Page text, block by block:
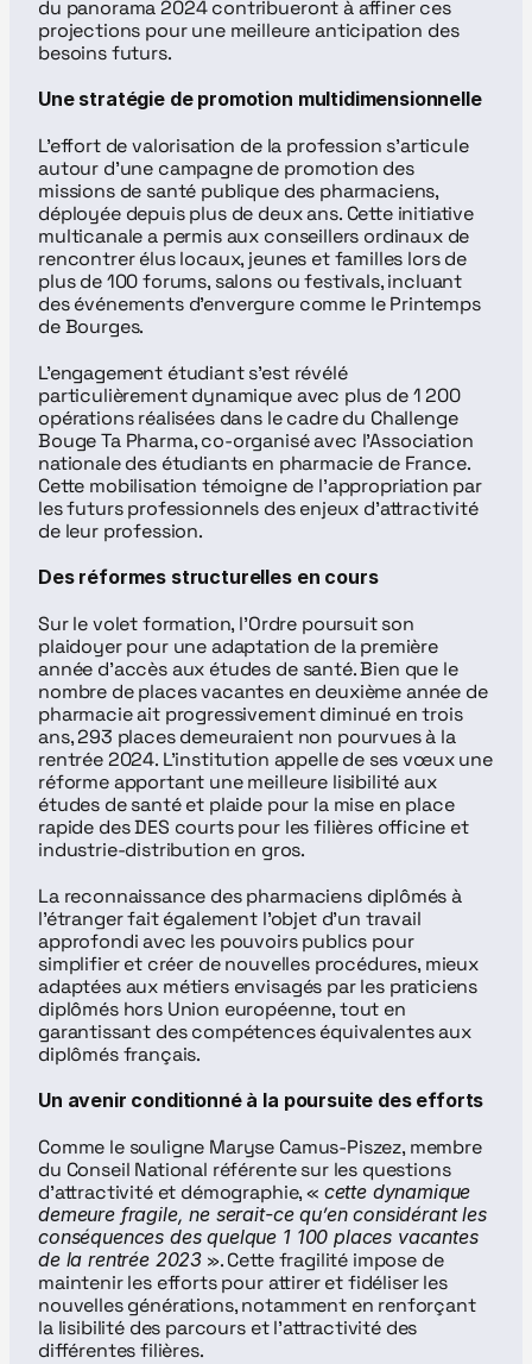
du panorama 2024 contribueront à affiner ces
projections pour une meilleure anticipation des
besoins futurs.
Une stratégie de promotion multidimensionnelle
L’effort de valorisation de la profession s’articule
autour d’une campagne de promotion des
missions de santé publique des pharmaciens,
déployée depuis plus de deux ans. Cette initiative
multicanale a permis aux conseillers ordinaux de
rencontrer élus locaux, jeunes et familles lors de
plus de 100 forums, salons ou festivals, incluant
des événements d’envergure comme le Printemps
de Bourges.
L’engagement étudiant s’est révélé
particulièrement dynamique avec plus de 1 200
opérations réalisées dans le cadre du Challenge
Bouge Ta Pharma, co-organisé avec l’Association
nationale des étudiants en pharmacie de France.
Cette mobilisation témoigne de l’appropriation par
les futurs professionnels des enjeux d’attractivité
de leur profession.
Des réformes structurelles en cours
Sur le volet formation, l’Ordre poursuit son
plaidoyer pour une adaptation de la première
année d’accès aux études de santé. Bien que le
nombre de places vacantes en deuxième année de
pharmacie ait progressivement diminué en trois
ans, 293 places demeuraient non pourvues à la
rentrée 2024. L’institution appelle de ses vœux une
réforme apportant une meilleure lisibilité aux
études de santé et plaide pour la mise en place
rapide des DES courts pour les filières officine et
industrie-distribution en gros.
La reconnaissance des pharmaciens diplômés à
l’étranger fait également l’objet d’un travail
approfondi avec les pouvoirs publics pour
simplifier et créer de nouvelles procédures, mieux
adaptées aux métiers envisagés par les praticiens
diplômés hors Union européenne, tout en
garantissant des compétences équivalentes aux
diplômés français.
Un avenir conditionné à la poursuite des efforts
Comme le souligne Maryse Camus-Piszez, membre
du Conseil National référente sur les questions
d’attractivité et démographie, « cette dynamique
demeure fragile, ne serait-ce qu’en considérant les
conséquences des quelque 1 100 places vacantes
de la rentrée 2023 ». Cette fragilité impose de
maintenir les efforts pour attirer et fidéliser les
nouvelles générations, notamment en renforçant
la lisibilité des parcours et l’attractivité des
différentes filières.